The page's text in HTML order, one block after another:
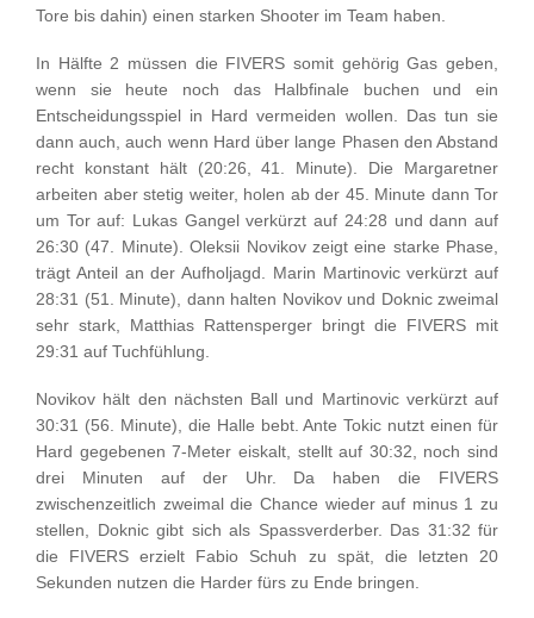
Tore bis dahin) einen starken Shooter im Team haben.
In Hälfte 2 müssen die FIVERS somit gehörig Gas geben,
wenn sie heute noch das Halbfinale buchen und ein
Entscheidungsspiel in Hard vermeiden wollen. Das tun sie
dann auch, auch wenn Hard über lange Phasen den Abstand
recht konstant hält (20:26, 41. Minute). Die Margaretner
arbeiten aber stetig weiter, holen ab der 45. Minute dann Tor
um Tor auf: Lukas Gangel verkürzt auf 24:28 und dann auf
26:30 (47. Minute). Oleksii Novikov zeigt eine starke Phase,
trägt Anteil an der Aufholjagd. Marin Martinovic verkürzt auf
28:31 (51. Minute), dann halten Novikov und Doknic zweimal
sehr stark, Matthias Rattensperger bringt die FIVERS mit
29:31 auf Tuchfühlung.
Novikov hält den nächsten Ball und Martinovic verkürzt auf
30:31 (56. Minute), die Halle bebt. Ante Tokic nutzt einen für
Hard gegebenen 7-Meter eiskalt, stellt auf 30:32, noch sind
drei Minuten auf der Uhr. Da haben die FIVERS
zwischenzeitlich zweimal die Chance wieder auf minus 1 zu
stellen, Doknic gibt sich als Spassverderber. Das 31:32 für
die FIVERS erzielt Fabio Schuh zu spät, die letzten 20
Sekunden nutzen die Harder fürs zu Ende bringen.